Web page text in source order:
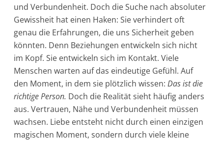
und Verbundenheit. Doch die Suche nach absoluter
Gewissheit hat einen Haken: Sie verhindert oft
genau die Erfahrungen, die uns Sicherheit geben
könnten. Denn Beziehungen entwickeln sich nicht
im Kopf. Sie entwickeln sich im Kontakt. Viele
Menschen warten auf das eindeutige Gefühl. Auf
den Moment, in dem sie plötzlich wissen: Das ist die
richtige Person. Doch die Realität sieht häufig anders
aus. Vertrauen, Nähe und Verbundenheit müssen
wachsen. Liebe entsteht nicht durch einen einzigen
magischen Moment, sondern durch viele kleine